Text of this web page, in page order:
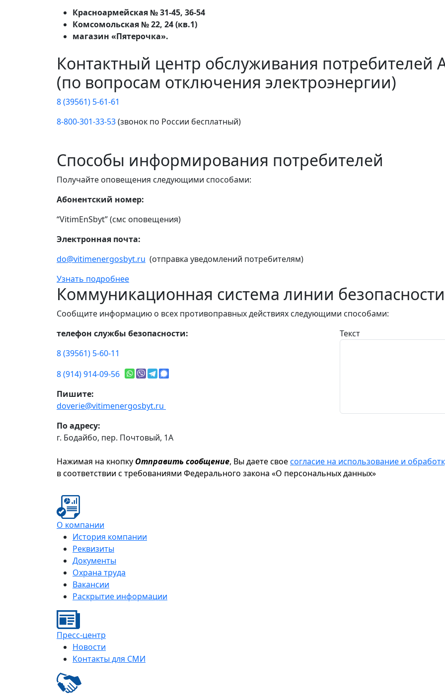
Красноармейская № 31-45, 36-54
Комсомольская № 22, 24 (кв.1)
магазин «Пятерочка».
Контактный центр обслуживания потребителей
(по вопросам отключения электроэнергии)
8 (39561) 5-61-61
8-800-301-33-53(звонок по России бесплатный)
Способы информирования потребителей
Получайте оповещения следующими способами:
Абонентский номер:
“VitimEnSbyt” (смс оповещения)
Электронная почта:
do@vitimenergosbyt.ru (отправка уведомлений потребителям)
Узнать подробнее
Коммуникационная система линии безопасности
Сообщите информацию о всех противоправных действиях следующими способами:
телефон службы безопасности:
8 (39561) 5-60-11
8 (914) 914-09-56
Пишите:
doverie@vitimenergosbyt.ru
По адресу:
г. Бодайбо, пер. Почтовый, 1А
Текст
Нажимая на кнопку Отправить сообщение, Вы даете своесогласие на использование и
в соответствии с требованиями Федерального закона «О персональных данных»
О компании
История компании
Реквизиты
Документы
Охрана труда
Вакансии
Раскрытие информации
Пресс-центр
Новости
Контакты для СМИ